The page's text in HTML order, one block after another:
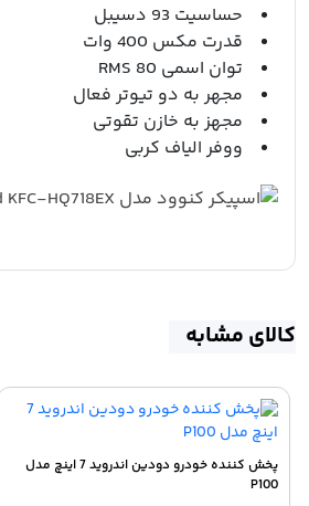
حساسیت 93 دسیبل
قدرت مکس 400 وات
توان اسمی 80 RMS
مجهر به دو تیوتر فعال
مجهز به خازن تقوتی
ووفر الیاف کربی
کالای مشابه
پخش کننده خودرو دودین اندروید 7 اینچ مدل
P100